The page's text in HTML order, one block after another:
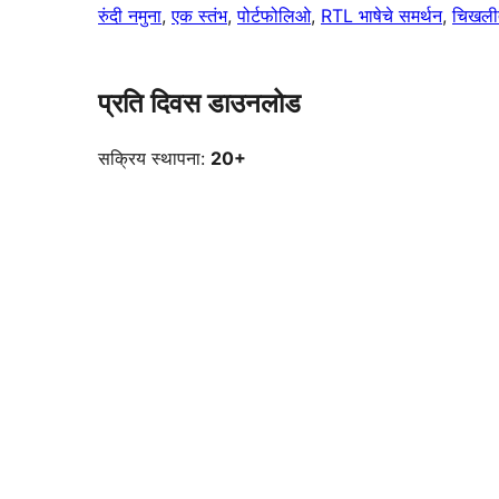
रुंदी नमुना, एक स्तंभ, पोर्टफोलिओ, RTL भाषेचे समर्थन,
प्रति दिवस डाउनलोड
सक्रिय स्थापना: 20+